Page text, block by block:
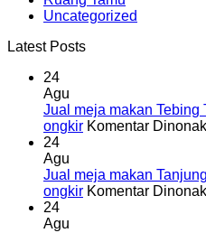
Uncategorized
Latest Posts
24
Agu
Jual meja makan Tebing
ongkir Komentar
24
Agu
Jual meja makan
ongkir Komentar
24
Agu